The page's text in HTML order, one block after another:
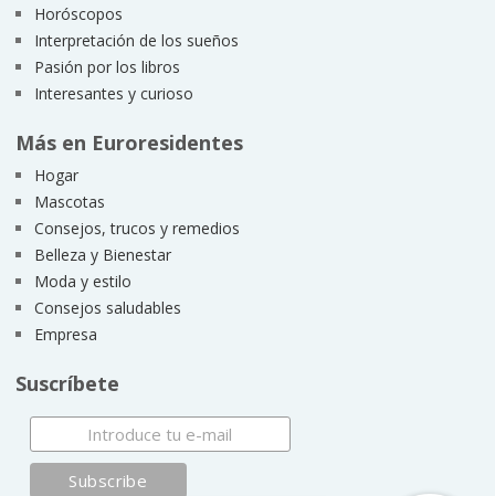
Horóscopos
Interpretación de los sueños
Pasión por los libros
Interesantes y curioso
Más en Euroresidentes
Hogar
Mascotas
Consejos, trucos y remedios
Belleza y Bienestar
Moda y estilo
Consejos saludables
Empresa
Suscríbete